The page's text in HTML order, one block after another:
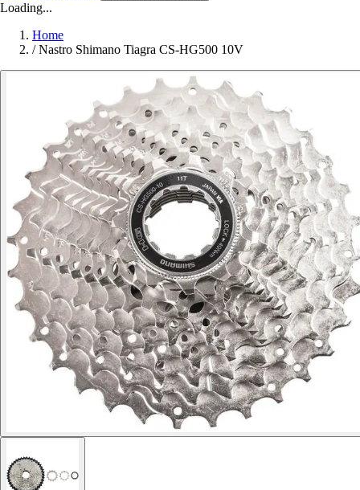
Loading...
Home
/ Nastro Shimano Tiagra CS-HG500 10V